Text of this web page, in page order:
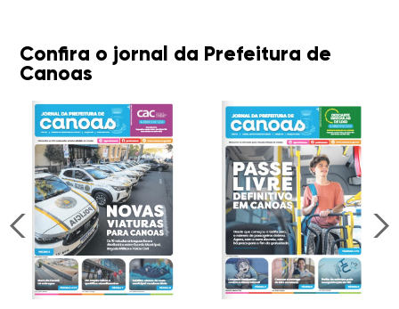
Confira o jornal da Prefeitura de
Canoas